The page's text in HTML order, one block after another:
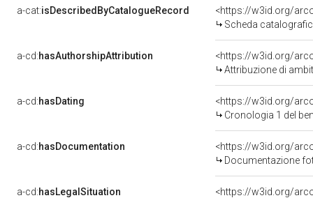
a-cat:isDescribedByCatalogueRecord
<https://w3id.org/
Scheda
a-cd:hasAuthorshipAttribution
<https://w3id.org/
Attribuzione di
a-cd:hasDating
<https://w3id.org/
Cronologia 1 del
a-cd:hasDocumentation
Documentazione
a-cd:hasLegalSituation